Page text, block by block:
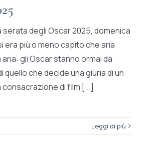
degli Oscar 2025, domenica
era più o meno capito che aria
gli Oscar stanno ormai da
che decide una giuria di un
di film [...]
Leggi di più